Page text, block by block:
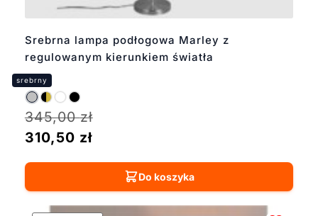
Srebrna lampa podłogowa Marley z
regulowanym kierunkiem światła
345,00zł
310,50 zł
Do koszyka